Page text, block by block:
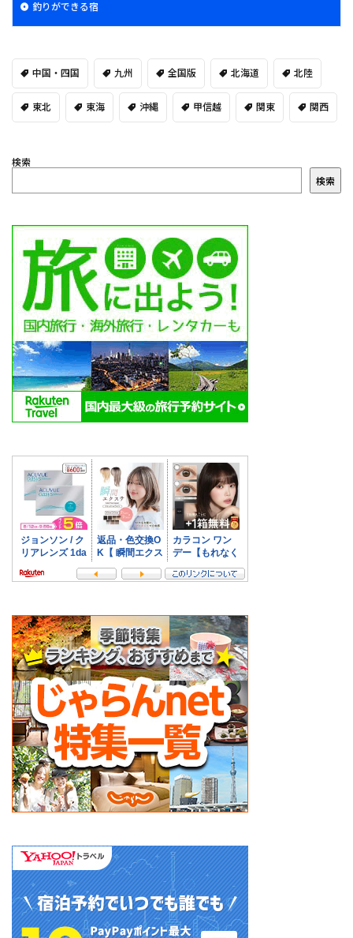
釣りができる宿
中国・四国 九州 全国版 北海道 北陸
東北 東海 沖縄 甲信越 関東 関西
検索
検索